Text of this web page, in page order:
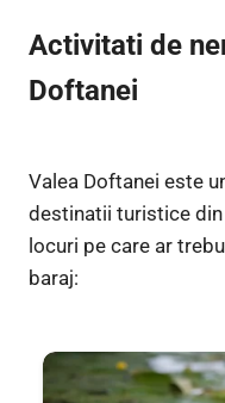
Activitati de
Doftanei
Valea Doftanei este
destinatii turistice
locuri pe care ar
baraj: